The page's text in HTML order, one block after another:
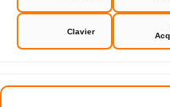
Clavier